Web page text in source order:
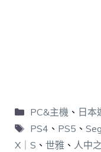
PC&主機、 日本
PS4 、 PS5 、
X｜S 、 世雅 、 人中